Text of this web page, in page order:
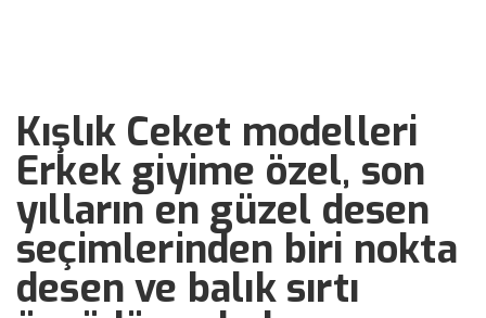
Kışlık Ceket modelleri
Erkek giyime özel, son
yılların en güzel desen
seçimlerinden biri nokta
desen ve balık sırtı